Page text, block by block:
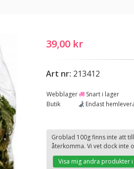
39,00 kr
Art nr: 213412
Webblager
Snart i lager
Butik
Endast
Groblad 100g finns inte att
återkomma. Vi vet dock inte
Visa mig andra produkter